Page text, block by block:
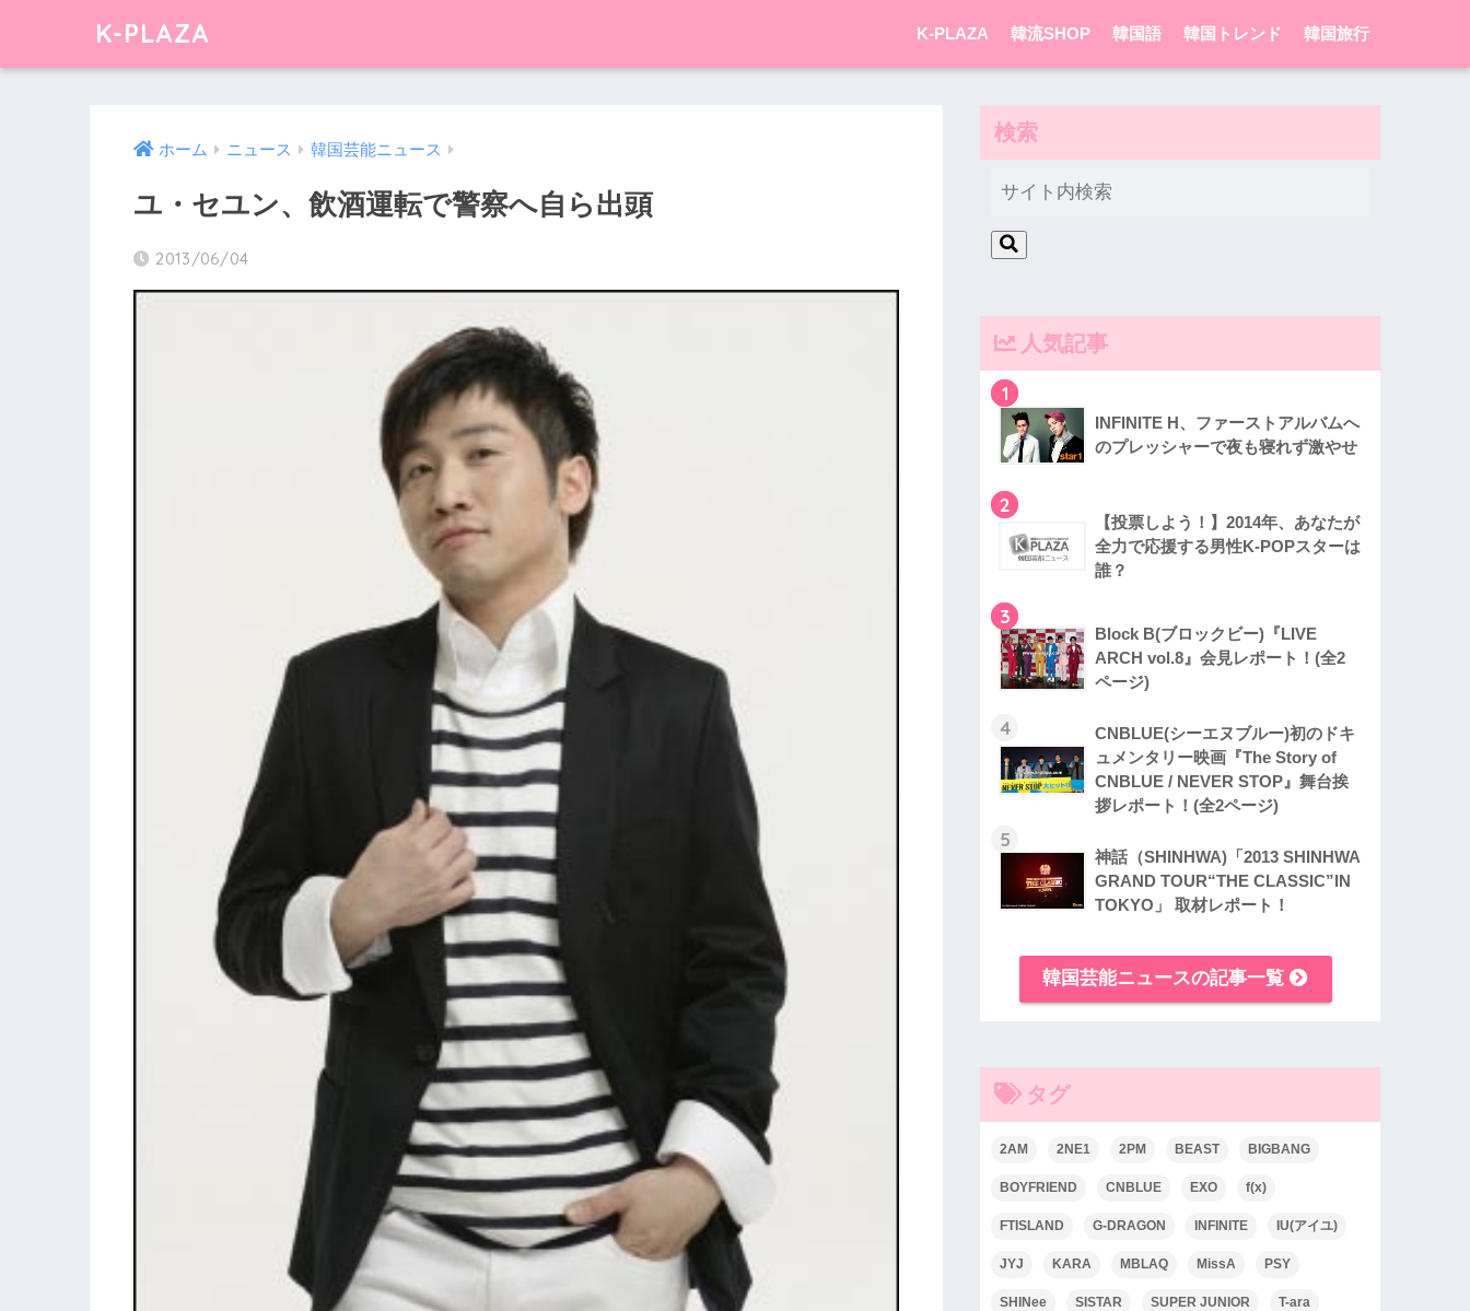
K-PLAZA K-PLAZA 韓流SHOP 韓国語 韓国トレンド 韓国旅行
ホーム ニュース 韓国芸能ニュース
ユ・セユン、飲酒運転で警察へ自ら出頭
2013/06/04
検索
人気記事
1
INFINITE H、ファーストアルバムへ
のプレッシャーで夜も寝れず激やせ
2
【投票しよう！】2014年、あなたが
全力で応援する男性K-POPスターは
誰？
3
Block B(ブロックビー)『LIVE
ARCH vol.8』会見レポート！(全2
ページ)
4
CNBLUE(シーエヌブルー)初のドキ
ュメンタリー映画『The Story of
CNBLUE / NEVER STOP』舞台挨
拶レポート！(全2ページ)
5
神話（SHINHWA)「2013 SHINHWA
GRAND TOUR“THE CLASSIC”IN
TOKYO」 取材レポート！
韓国芸能ニュースの記事一覧
タグ
2AM 2NE1 2PM BEAST BIGBANG
BOYFRIEND CNBLUE EXO f(x)
FTISLAND G-DRAGON INFINITE IU(アイユ)
JYJ KARA MBLAQ MissA PSY
SHINee SISTAR SUPER JUNIOR T-ara